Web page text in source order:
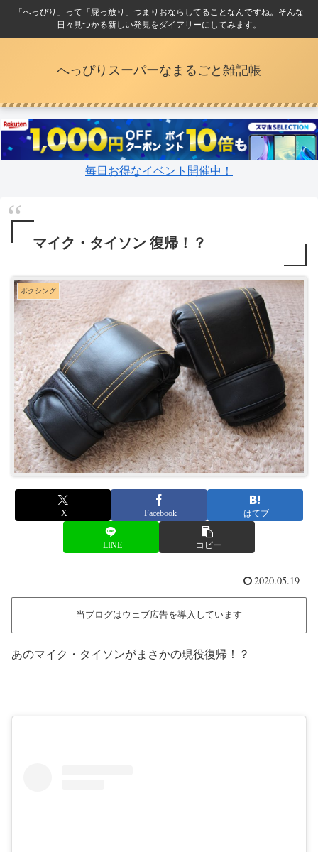
「へっぴり」って「屁っ放り」つまりおならしてることなんですね。そんな
日々見つかる新しい発見をダイアリーにしてみます。
へっぴりスーパーなまるごと雑記帳
毎日お得なイベント開催中！
マイク・タイソン 復帰！？
ボクシング
X Facebook はてブ
LINE コピー
2020.05.19
当ブログはウェブ広告を導入しています
あのマイク・タイソンがまさかの現役復帰！？